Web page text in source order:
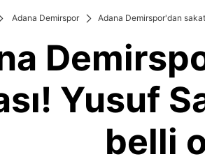
Adana Demirspor Adana Demirspor'dan
Yusuf
belli